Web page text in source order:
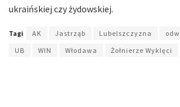
ukraińskiej czy żydowskiej.
Tagi AK Jastrząb Lubelszczyzna
UB
WIN Włodawa Żołnierze Wyklęci